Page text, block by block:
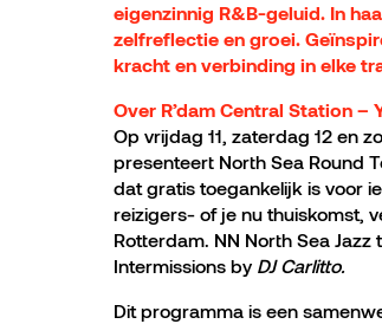
eigenzinnig R&B-geluid. In
zelfreflectie en groei.
kracht en verbinding in elke
Over R’dam Central Station –
Op vrijdag 11, zaterdag 12 en
presenteert North Sea Round
dat gratis toegankelijk is voor
reizigers- of je nu thuiskomst,
Rotterdam. NN North Sea
Intermissions by DJ Carlitto.
Dit programma is een